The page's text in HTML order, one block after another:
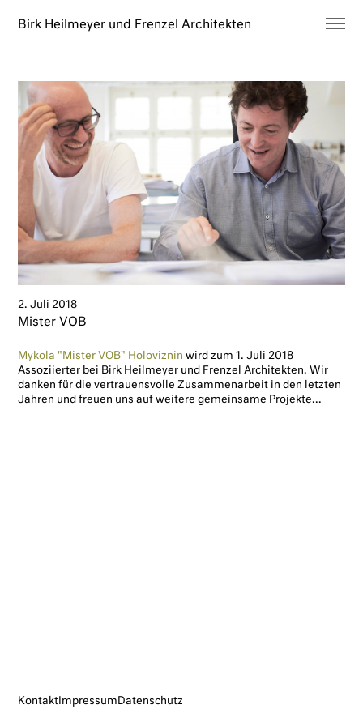
Birk Heilmeyer und Frenzel Architekten
Architektur
Holzbau
Büro
Neues
Kontakt
EN
2. Juli 2018
Mister VOB
Mykola "Mister VOB" Holoviznin wird zum 1. Juli 2018
Assoziierter bei Birk Heilmeyer und Frenzel Architekten. Wir
danken für die vertrauensvolle Zusammenarbeit in den letzten
Jahren und freuen uns auf weitere gemeinsame Projekte...
Kontakt Impressum Datenschutz